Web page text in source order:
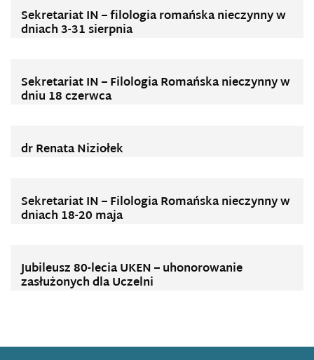
Sekretariat IN – filologia romańska nieczynny w
dniach 3-31 sierpnia
Sekretariat IN – Filologia Romańska nieczynny w
dniu 18 czerwca
dr Renata Niziołek
Sekretariat IN – Filologia Romańska nieczynny w
dniach 18-20 maja
Jubileusz 80-lecia UKEN – uhonorowanie
zasłużonych dla Uczelni